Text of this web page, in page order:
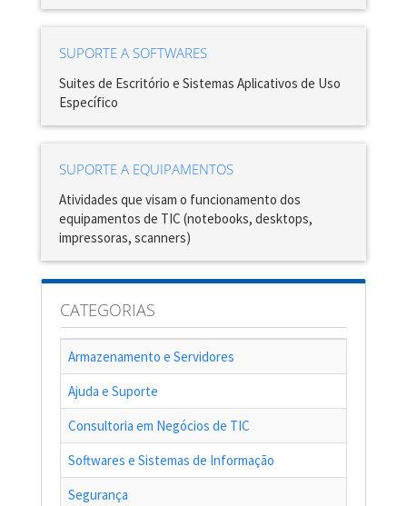
SUPORTE A SOFTWARES
Suites de Escritório e Sistemas Aplicativos de Uso
Específico
SUPORTE A EQUIPAMENTOS
Atividades que visam o funcionamento dos
equipamentos de TIC (notebooks, desktops,
impressoras, scanners)
CATEGORIAS
Armazenamento e Servidores
Ajuda e Suporte
Consultoria em Negócios de TIC
Softwares e Sistemas de Informação
Segurança